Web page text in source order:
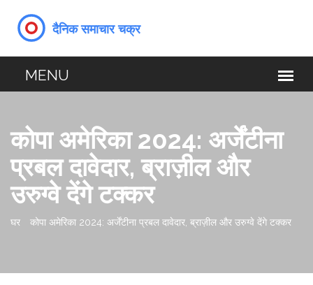
कोपा अमेरिका 2024: अर्जेंटीना
प्रबल दावेदार, ब्राज़ील और
उरुग्वे देंगे टक्कर
घर कोपा अमेरिका 2024: अर्जेंटीना प्रबल दावेदार, ब्राज़ील और उरुग्वे देंगे टक्कर